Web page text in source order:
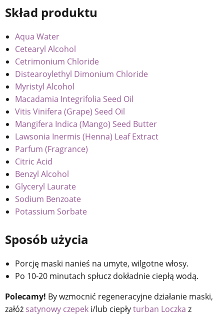
Skład produktu
Aqua Water
Cetearyl Alcohol
Cetrimonium Chloride
Distearoylethyl Dimonium Chloride
Myristyl Alcohol
Macadamia Integrifolia Seed Oil
Vitis Vinifera (Grape) Seed Oil
Mangifera Indica (Mango) Seed Butter
Lawsonia Inermis (Henna) Leaf Extract
Parfum (Fragrance)
Citric Acid
Benzyl Alcohol
Glyceryl Laurate
Sodium Benzoate
Potassium Sorbate
Sposób użycia
Porcję maski nanieś na umyte, wilgotne włosy.
Po 10-20 minutach spłucz dokładnie ciepłą wodą.
Polecamy! By wzmocnić regeneracyjne działanie maski,
załóż satynowy czepek i/lub ciepłyturban Loczka z